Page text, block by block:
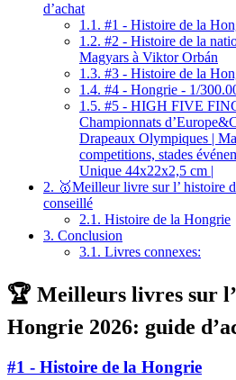
d’achat
1.1. #1 - Histoire de la
1.2. #2 - Histoire de la
Magyars à Viktor Orbán
1.3. #3 - Histoire de la
1.4. #4 - Hongrie - 1/
1.5. #5 - HIGH FIVE
Championnats
Drapeaux Olympiques |
competitions, stades
Unique 44x22x2,5 cm |
2. 🥇Meilleur livre sur l’ histoire
conseillé
2.1. Histoire de la Hongrie
3. Conclusion
3.1. Livres connexes:
🏆 Meilleurs livres sur
Hongrie 2026: guide
#1 - Histoire de la Hongrie